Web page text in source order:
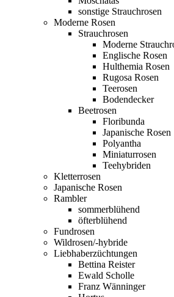
sonstige Strauchrosen
Moderne Rosen
Strauchrosen
Moderne
Englische Rosen
Hulthemia Rosen
Rugosa Rosen
Teerosen
Bodendecker
Beetrosen
Floribunda
Japanische Rosen
Polyantha
Miniaturrosen
Teehybriden
Kletterrosen
Japanische Rosen
Rambler
sommerblühend
öfterblühend
Fundrosen
Wildrosen/-hybride
Liebhaberzüchtungen
Bettina Reister
Ewald Scholle
Franz Wänninger